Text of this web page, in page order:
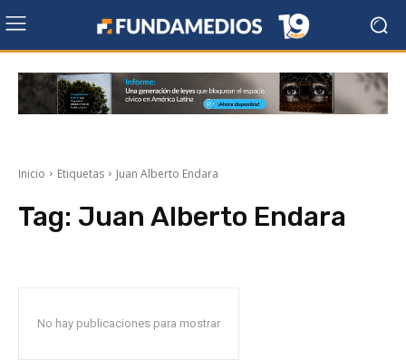
Inicio Etiquetas Juan Alberto Endara
Tag: Juan Alberto Endara
No hay publicaciones para mostrar